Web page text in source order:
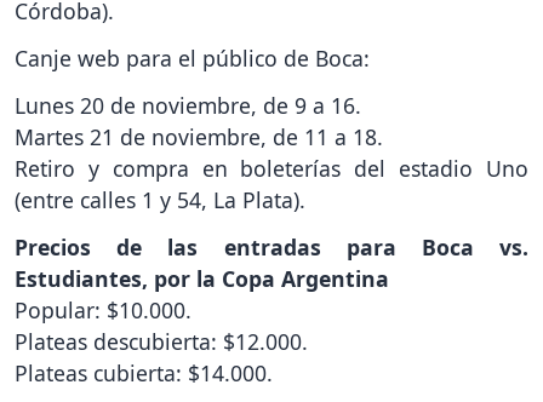
Córdoba).
Canje web para el público de Boca:
Lunes 20 de noviembre, de 9 a 16.
Martes 21 de noviembre, de 11 a 18.
Retiro y compra en boleterías del estadio Uno
(entre calles 1 y 54, La Plata).
Precios de las entradas para Boca vs.
Estudiantes, por la Copa Argentina
Popular: $10.000.
Plateas descubierta: $12.000.
Plateas cubierta: $14.000.